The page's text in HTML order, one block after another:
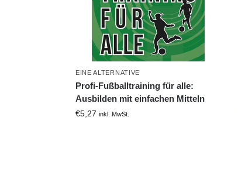
EINE ALTERNATIVE
Profi-Fußballtraining für alle:
Ausbilden mit einfachen Mitteln
€5,27 inkl. MwSt.